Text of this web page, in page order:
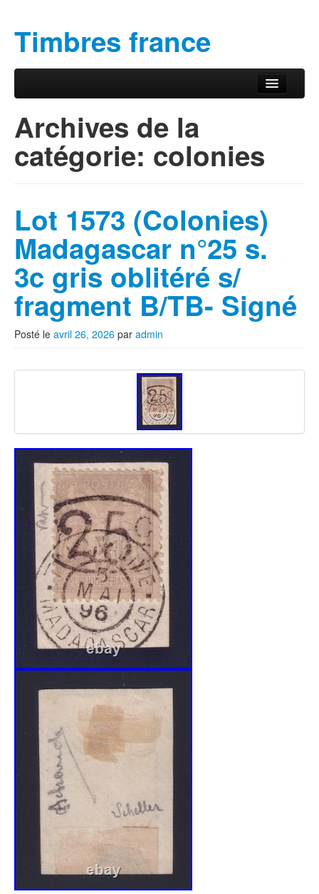
Timbres france
Menu principal
Archives de la
catégorie: colonies
Lot 1573 (Colonies)
Madagascar n°25 s.
3c gris oblitéré s/
fragment B/TB- Signé
Posté le avril 26, 2026 par admin